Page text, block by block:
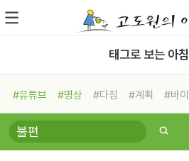
태그로 보는 아
#유튜브 #명상 #다짐 #계획 #바
#비전캠프
#독서캠프 #삶
#희망
#나눔 #친구 #링컨학교